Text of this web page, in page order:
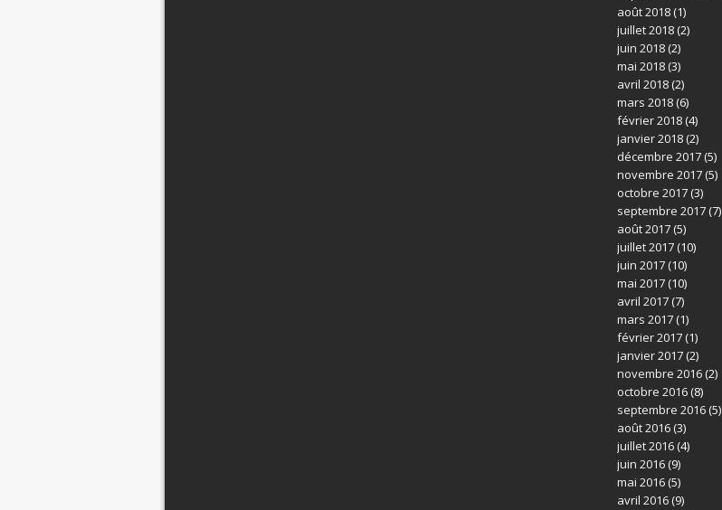
août 2018(1)
juillet 2018(2)
juin 2018(2)
mai 2018(3)
avril 2018(2)
mars 2018(6)
février 2018(4)
janvier 2018(2)
décembre 2017(5)
novembre 2017(5)
octobre 2017(3)
septembre 2017(7)
août 2017(5)
juillet 2017(10)
juin 2017(10)
mai 2017(10)
avril 2017(7)
mars 2017(1)
février 2017(1)
janvier 2017(2)
novembre 2016(2)
octobre 2016(8)
septembre 2016(5)
août 2016(3)
juillet 2016(4)
juin 2016(9)
mai 2016(5)
avril 2016(9)